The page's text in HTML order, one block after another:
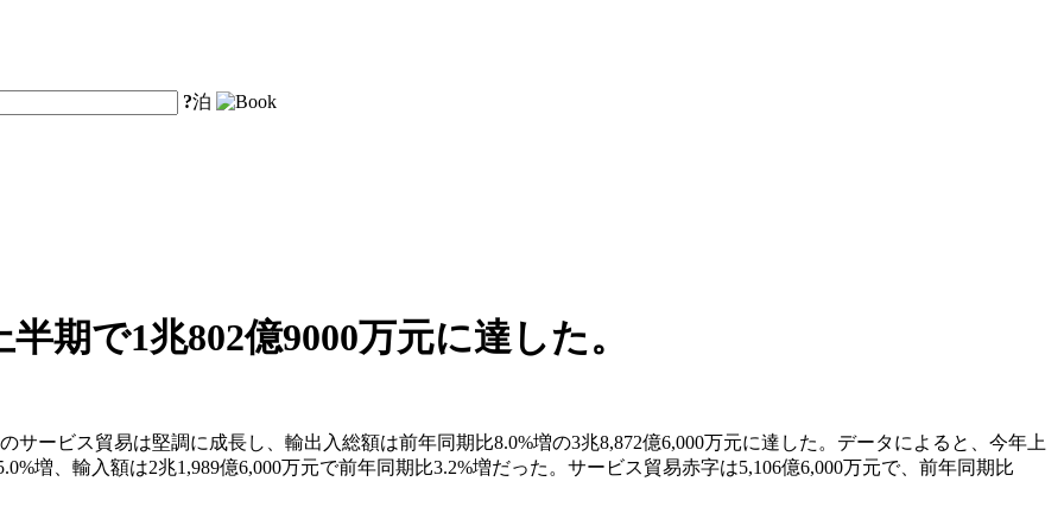
?泊
期で1兆802億9000万元に達した。
ービス貿易は堅調に成長し、輸出入総額は前年同期比8.0%増の3兆8,872億6,000万元に達した。データによると、今年上
増、輸入額は2兆1,989億6,000万元で前年同期比3.2%増だった。サービス貿易赤字は5,106億6,000万元で、前年同期比